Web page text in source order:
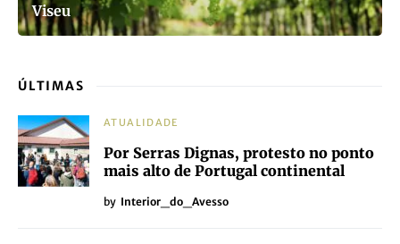
Viseu
ÚLTIMAS
ATUALIDADE
Por Serras Dignas, protesto no ponto
mais alto de Portugal continental
by Interior_do_Avesso